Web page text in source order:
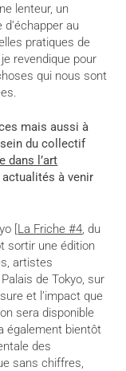
lenteur, un
au
pratiques de
revendique pour
qui nous sont
mais aussi à
sein du collectif
dans l’art
actualités à venir
[La Friche #4, du
sortir une édition
artistes
de Tokyo, sur
et l’impact que
sera disponible
également bientôt
des
sans chiffres,